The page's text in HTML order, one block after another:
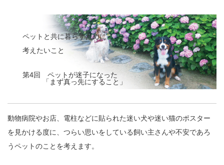
ペットと共に暮らすために
考えたいこと
第4回 ペットが迷子になった
「まず真っ先にすること」
動物病院やお店、電柱などに貼られた迷い犬や迷い猫のポスター
を見かける度に、つらい思いをしている飼い主さんや不安であろ
うペットのことを考えます。